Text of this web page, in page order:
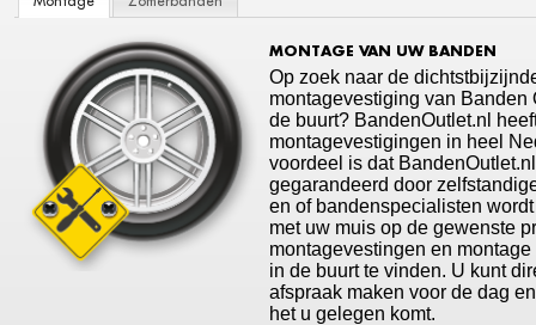
MONTAGE VAN UW BANDEN
Op zoek naar de
montagevestiging van Banden
de buurt? BandenOutlet.nl
montagevestigingen in heel
voordeel is dat
gegarandeerd door
en of bandenspecialisten
met uw muis op de gewenste
montagevestingen en
in de buurt te vinden. U kunt
afspraak maken voor de dag
het u gelegen komt.